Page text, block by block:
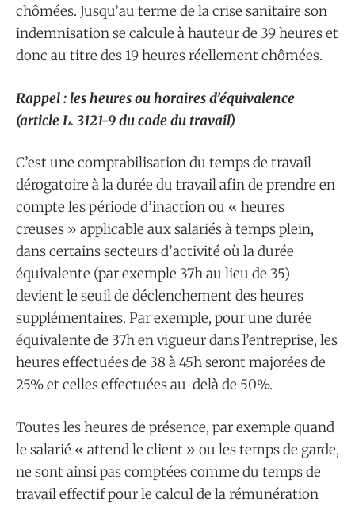
chômées. Jusqu’au terme de la crise sanitaire son
indemnisation se calcule à hauteur de 39 heures et
donc au titre des 19 heures réellement chômées.
Rappel : les heures ou horaires d’équivalence
(article L. 3121-9 du code du travail)
C’est une comptabilisation du temps de travail
dérogatoire à la durée du travail afin de prendre en
compte les période d’inaction ou « heures
creuses » applicable aux salariés à temps plein,
dans certains secteurs d’activité où la durée
équivalente (par exemple 37h au lieu de 35)
devient le seuil de déclenchement des heures
supplémentaires. Par exemple, pour une durée
équivalente de 37h en vigueur dans l’entreprise, les
heures effectuées de 38 à 45h seront majorées de
25% et celles effectuées au-delà de 50%.
Toutes les heures de présence, par exemple quand
le salarié « attend le client » ou les temps de garde,
ne sont ainsi pas comptées comme du temps de
travail effectif pour le calcul de la rémunération